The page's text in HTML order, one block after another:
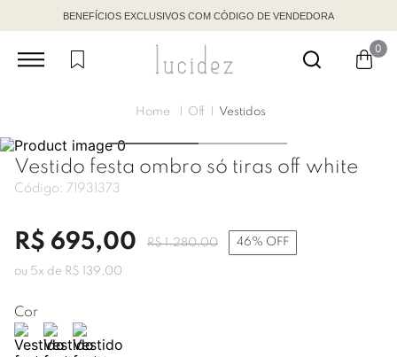
BENEFÍCIOS EXCLUSIVOS COM CÓDIGO DE VENDEDORA
0
Off Vestidos
Vestido festa ombro só tiras off white
Código: 71931373
R$ 695,00 R$ 1.280,00 46% OFF
ou 5x de R$ 139 ,00
Cor